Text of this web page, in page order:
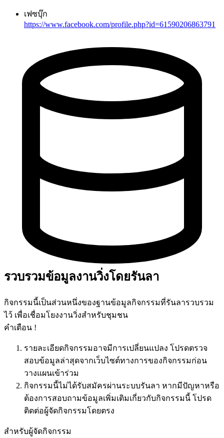
เฟซบุ๊ก
https://www.facebook.com/profile.php?id=61590206863791
รวบรวมข้อมูลงานวิ่งโดยรันลา
กิจกรรมนี้เป็นส่วนหนึ่งของฐานข้อมูลกิจกรรมที่รันลารวบรวม
ไว้ เพื่อเชื่อมโยงงานวิ่งสำหรับชุมชน
คำเตือน !
รายละเอียดกิจกรรมอาจมีการเปลี่ยนแปลง โปรดตรวจ
สอบข้อมูลล่าสุดจากเว็บไซต์ทางการของกิจกรรมก่อน
วางแผนเข้าร่วม
กิจกรรมนี้ไม่ได้รับสมัครผ่านระบบรันลา หากมีปัญหาหรือ
ต้องการสอบถามข้อมูลเพิ่มเติมเกี่ยวกับกิจกรรมนี้ โปรด
ติดต่อผู้จัดกิจกรรมโดยตรง
สำหรับผู้จัดกิจกรรม